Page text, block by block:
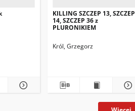
KILLING SZCZEP 13, SZCZEP
14, SZCZEP 36 z
PLURONIKIEM
Król, Grzegorz